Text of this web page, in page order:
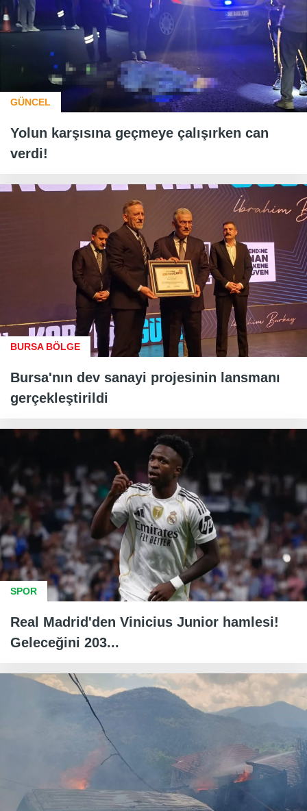
GÜNCEL
Yolun karşısına geçmeye çalışırken can
verdi!
BURSA BÖLGE
Bursa'nın dev sanayi projesinin lansmanı
gerçekleştirildi
SPOR
Real Madrid'den Vinicius Junior hamlesi!
Geleceğini 203...